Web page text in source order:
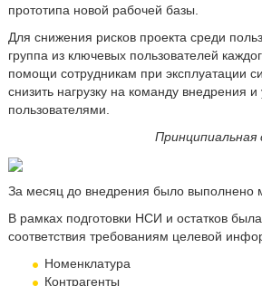
прототипа новой рабочей базы.
Для снижения рисков проекта среди
группа из ключевых пользователей
помощи сотрудникам при эксплуатации
снизить нагрузку на команду
пользователями.
За месяц до внедрения было выполнено
В рамках подготовки НСИ и остатков
соответствия требованиям целевой
Номенклатура
Контрагенты